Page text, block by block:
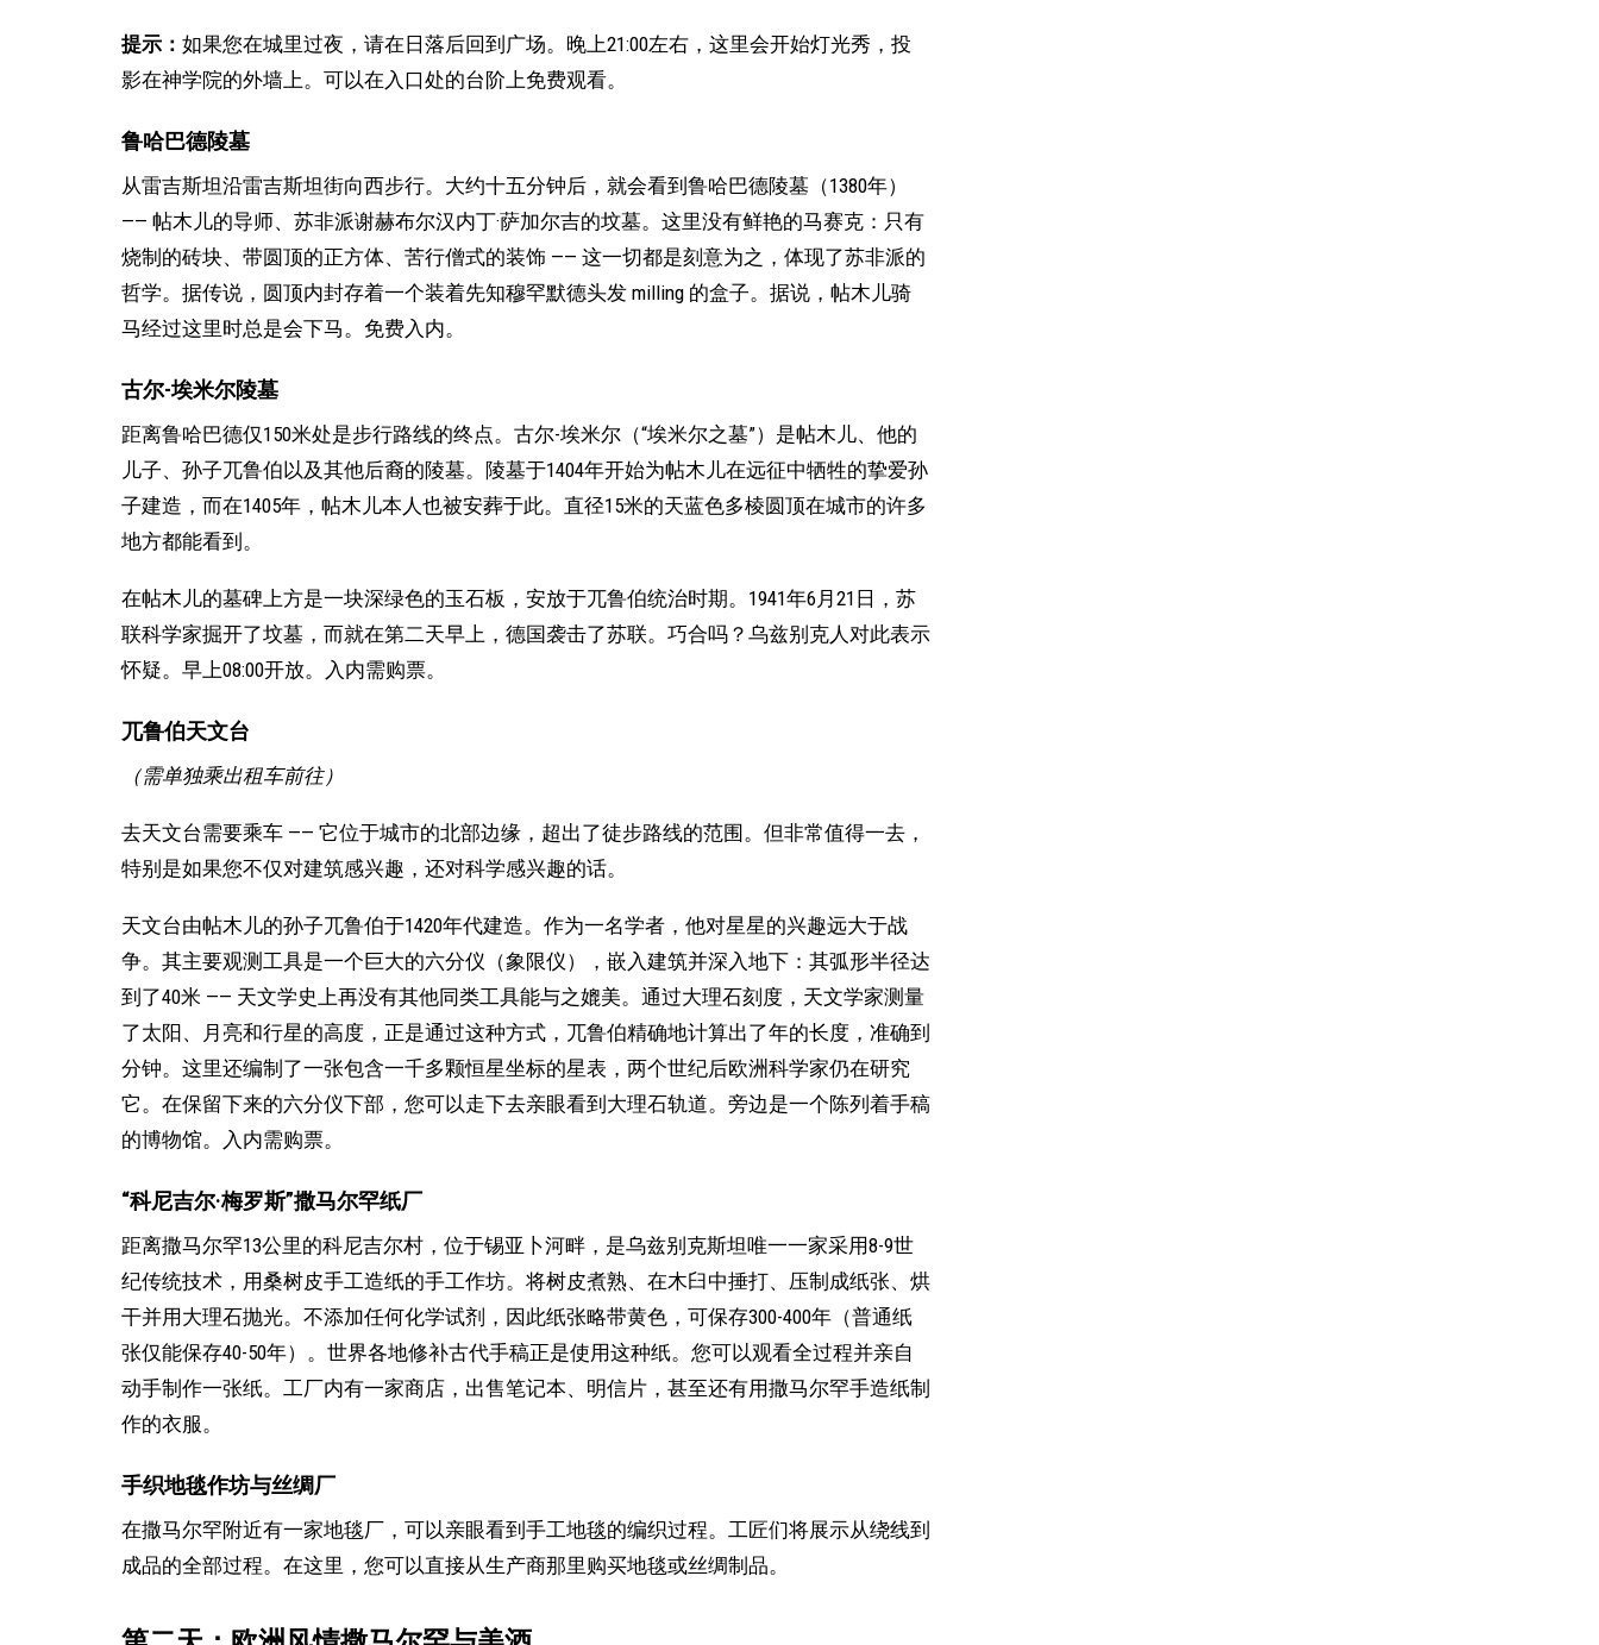
提示： 如果您在城里过夜，请在日落后回到广场。晚上21:00左右，这里会开始灯光秀，投
影在神学院的外墙上。可以在入口处的台阶上免费观看。
鲁哈巴德陵墓
从雷吉斯坦沿雷吉斯坦街向西步行。大约十五分钟后，就会看到鲁哈巴德陵墓（1380年）
—— 帖木儿的导师、苏非派谢赫布尔汉内丁·萨加尔吉的坟墓。这里没有鲜艳的马赛克：只有
烧制的砖块、带圆顶的正方体、苦行僧式的装饰 —— 这一切都是刻意为之，体现了苏非派的
哲学。据传说，圆顶内封存着一个装着先知穆罕默德头发 milling 的盒子。据说，帖木儿骑
马经过这里时总是会下马。免费入内。
古尔-埃米尔陵墓
距离鲁哈巴德仅150米处是步行路线的终点。古尔-埃米尔（“埃米尔之墓”）是帖木儿、他的
儿子、孙子兀鲁伯以及其他后裔的陵墓。陵墓于1404年开始为帖木儿在远征中牺牲的挚爱孙
子建造，而在1405年，帖木儿本人也被安葬于此。直径15米的天蓝色多棱圆顶在城市的许多
地方都能看到。
在帖木儿的墓碑上方是一块深绿色的玉石板，安放于兀鲁伯统治时期。1941年6月21日，苏
联科学家掘开了坟墓，而就在第二天早上，德国袭击了苏联。巧合吗？乌兹别克人对此表示
怀疑。早上08:00开放。入内需购票。
兀鲁伯天文台
（需单独乘出租车前往）
去天文台需要乘车 —— 它位于城市的北部边缘，超出了徒步路线的范围。但非常值得一去，
特别是如果您不仅对建筑感兴趣，还对科学感兴趣的话。
天文台由帖木儿的孙子兀鲁伯于1420年代建造。作为一名学者，他对星星的兴趣远大于战
争。其主要观测工具是一个巨大的六分仪（象限仪），嵌入建筑并深入地下：其弧形半径达
到了40米 —— 天文学史上再没有其他同类工具能与之媲美。通过大理石刻度，天文学家测量
了太阳、月亮和行星的高度，正是通过这种方式，兀鲁伯精确地计算出了年的长度，准确到
分钟。这里还编制了一张包含一千多颗恒星坐标的星表，两个世纪后欧洲科学家仍在研究
它。在保留下来的六分仪下部，您可以走下去亲眼看到大理石轨道。旁边是一个陈列着手稿
的博物馆。入内需购票。
“科尼吉尔·梅罗斯”撒马尔罕纸厂
距离撒马尔罕13公里的科尼吉尔村，位于锡亚卜河畔，是乌兹别克斯坦唯一一家采用8-9世
纪传统技术，用桑树皮手工造纸的手工作坊。将树皮煮熟、在木臼中捶打、压制成纸张、烘
干并用大理石抛光。不添加任何化学试剂，因此纸张略带黄色，可保存300-400年（普通纸
张仅能保存40-50年）。世界各地修补古代手稿正是使用这种纸。您可以观看全过程并亲自
动手制作一张纸。工厂内有一家商店，出售笔记本、明信片，甚至还有用撒马尔罕手造纸制
作的衣服。
手织地毯作坊与丝绸厂
在撒马尔罕附近有一家地毯厂，可以亲眼看到手工地毯的编织过程。工匠们将展示从绕线到
成品的全部过程。在这里，您可以直接从生产商那里购买地毯或丝绸制品。